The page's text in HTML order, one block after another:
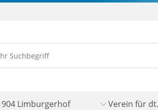
Limburgerhof Verein für dt.